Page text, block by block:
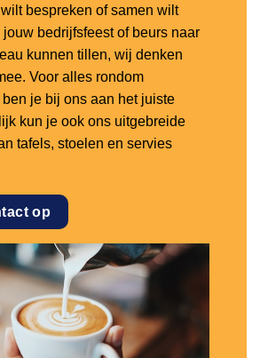
bespreken of samen wilt
bedrijfsfeest of beurs naar
kunnen tillen, wij denken
Voor alles rondom
je bij ons aan het juiste
kun je ook ons uitgebreide
tafels, stoelen en servies
op